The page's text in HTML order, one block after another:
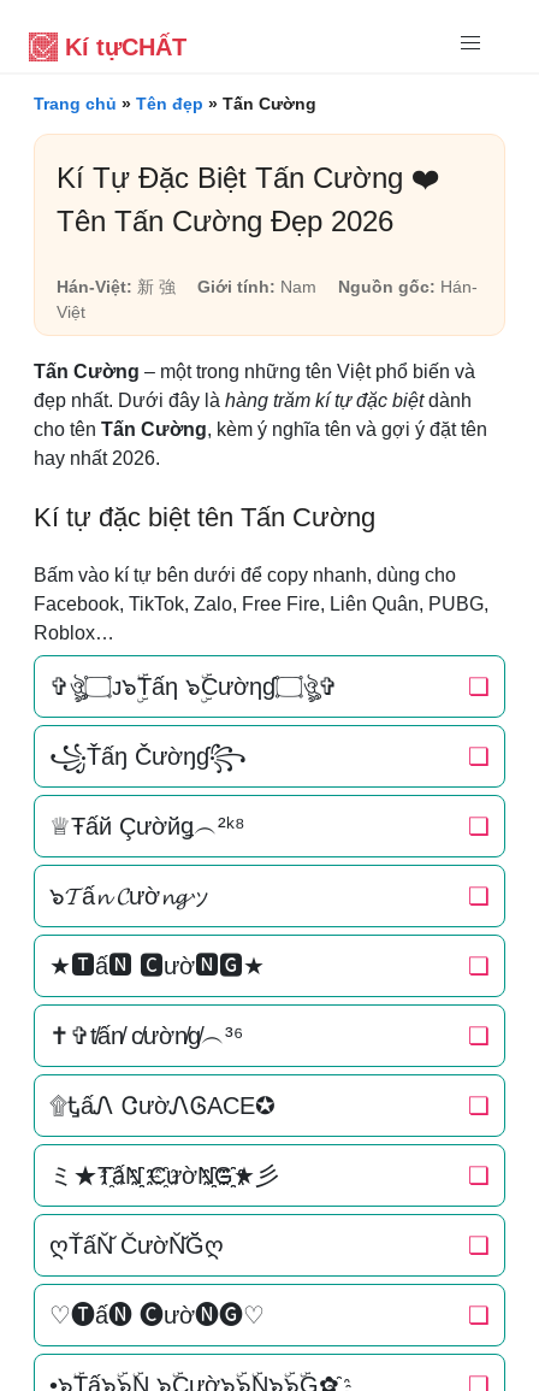
Kí tựCHẤT
Trang chủ » Tên đẹp » Tấn Cường
Kí Tự Đặc Biệt Tấn Cường ❤️
Tên Tấn Cường Đẹp 2026
Hán-Việt: 新 強 Giới tính: Nam Nguồn gốc: Hán-
Việt
Tấn Cường – một trong những tên Việt phổ biến và
đẹp nhất. Dưới đây là hàng trăm kí tự đặc biệtdành
cho tên Tấn Cường, kèm ý nghĩa tên và gợi ý đặt tên
hay nhất 2026.
Kí tự đặc biệt tên Tấn Cường
Bấm vào kí tự bên dưới để copy nhanh, dùng cho
Facebook, TikTok, Zalo, Free Fire, Liên Quân, PUBG,
Roblox…
✞ঔৣ۝ᴊ๖ۣۜTấη ๖ۣۜCườηɠ۝ঔৣ✞ ❏
꧁Ťấŋ Čườŋɠ꧂ ❏
♕Ŧấй Çườйǥ︵²ᵏ⁸ ❏
๖𝓣ấ𝓷 𝓒ườ𝓷𝓰ッ ❏
★🆃ấ🅽 🅲ườ🅽🅶★ ❏
✝✞t̸ấn̸ c̸ườn̸g̸︵³⁶ ❏
۩ᎿấᏁ ᏣườᏁᎶACE✪ ❏
ミ★T҈ấN҈҈ C҈ườN҈҈G҈҈★彡 ❏
ღT̆ấN̆̆ C̆ườN̆̆Ğ̆ღ ❏
♡🅣ấ🅝 🅒ườ🅝🅖♡ ❏
•๖ۣۜTấ๖ۣۜ๖ۣۜN ๖ۣۜCườ๖ۣۜ๖ۣۜN๖ۣۜ๖ۣۜG✿҈ ❏